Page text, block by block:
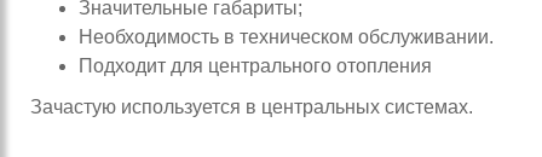
Значительные габариты;
Необходимость в техническом обслуживании.
Подходит для центрального отопления
Зачастую используется в центральных системах.